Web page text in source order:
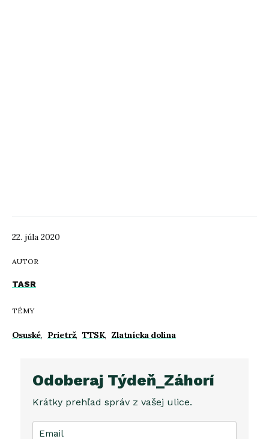
22. júla 2020
AUTOR
TASR
TÉMY
Osuské, Prietrž, TTSK, Zlatnícka dolina
Odoberaj Týdeň_Záhorí
Krátky prehľad správ z vašej ulice.